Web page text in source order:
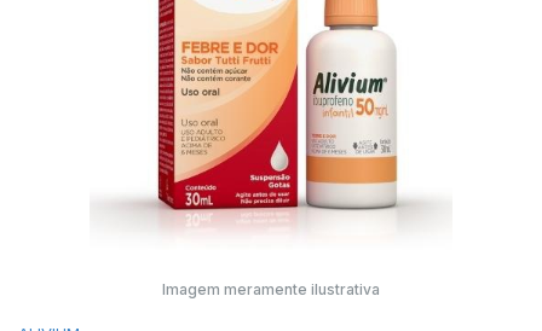
Imagem meramente ilustrativa